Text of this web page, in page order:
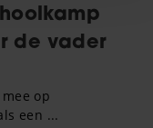
Ook delen we
met onze
en analyse. Deze
met andere
of die ze hebben